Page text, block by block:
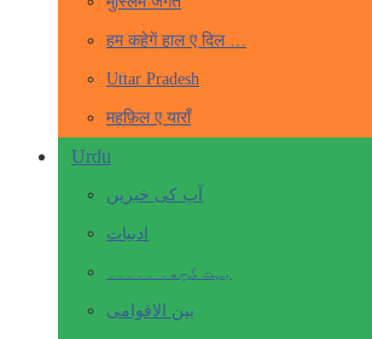
हम कहेगें हाल ए दिल …
Uttar Pradesh
महफ़िल ए याराँ
Urdu
آپ کی خبریں
ادبیات
بہت کچھ۔ ۔۔۔۔۔
بین الاقوامی